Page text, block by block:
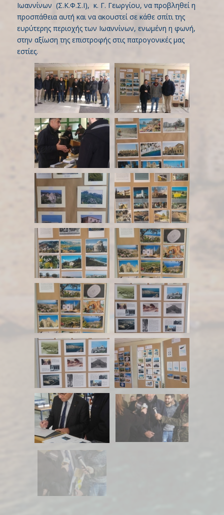
Ιωαννίνων (Σ.Κ.Φ.Σ.Ι), κ. Γ. Γεωργίου, να προβληθεί η
προσπάθεια αυτή και να ακουστεί σε κάθε σπίτι της
ευρύτερης περιοχής των Ιωαννίνων, ενωμένη η φωνή,
στην αξίωση της επιστροφής στις πατρογονικές μας
εστίες.